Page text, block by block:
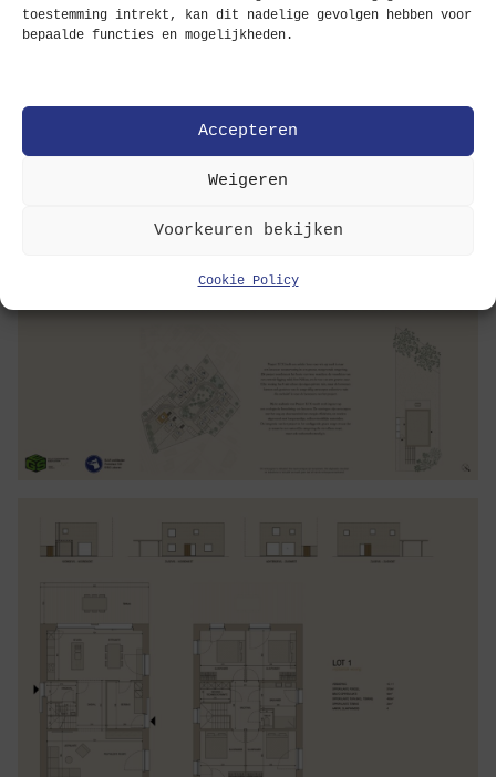
toestemming intrekt, kan dit nadelige gevolgen hebben voor
bepaalde functies en mogelijkheden.
Accepteren
Weigeren
Voorkeuren bekijken
Cookie Policy